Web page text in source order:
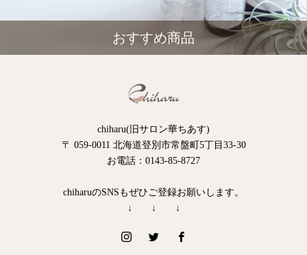
おすすめ商品
chiharu(旧サロン華ちあす)
〒 059-0011 北海道登別市常盤町5丁目33-30
お電話：0143-85-8727
chiharuのSNSもぜひご登録お願いします。
↓ ↓ ↓